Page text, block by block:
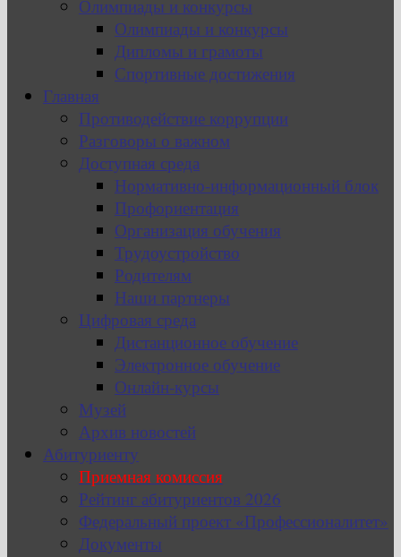
Олимпиады и конкурсы
Олимпиады и конкурсы
Дипломы и грамоты
Спортивные достижения
Главная
Противодействие коррупции
Разговоры о важном
Доступная среда
Нормативно-информационный блок
Профориентация
Организация обучения
Трудоустройство
Родителям
Наши партнеры
Цифровая среда
Дистанционное обучение
Электронное обучение
Онлайн-курсы
Музей
Архив новостей
Абитуриенту
Приемная комиссия
Рейтинг абитуриентов 2026
Федеральный проект «Профессионалитет»
Документы